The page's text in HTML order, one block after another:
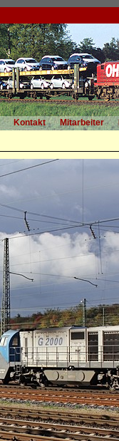
Kontakt Mitarbeiter